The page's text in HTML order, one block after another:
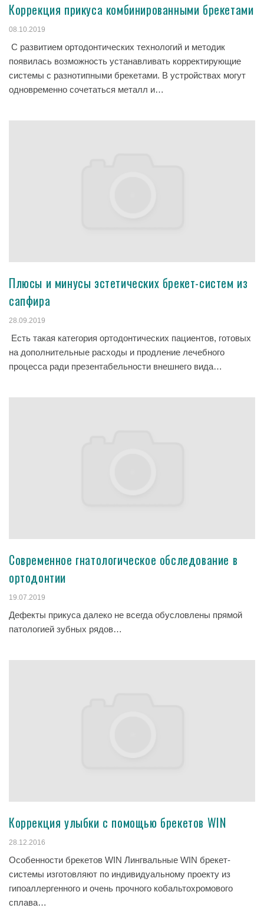
Коррекция прикуса комбинированными брекетами
08.10.2019
С развитием ортодонтических технологий и методик
появилась возможность устанавливать корректирующие
системы с разнотипными брекетами. В устройствах могут
одновременно сочетаться металл и…
Плюсы и минусы эстетических брекет-систем из
сапфира
28.09.2019
Есть такая категория ортодонтических пациентов, готовых
на дополнительные расходы и продление лечебного
процесса ради презентабельности внешнего вида…
Современное гнатологическое обследование в
ортодонтии
19.07.2019
Дефекты прикуса далеко не всегда обусловлены прямой
патологией зубных рядов…
Коррекция улыбки с помощью брекетов WIN
28.12.2016
Особенности брекетов WIN Лингвальные WIN брекет-
системы изготовляют по индивидуальному проекту из
гипоаллергенного и очень прочного кобальтохромового
сплава…